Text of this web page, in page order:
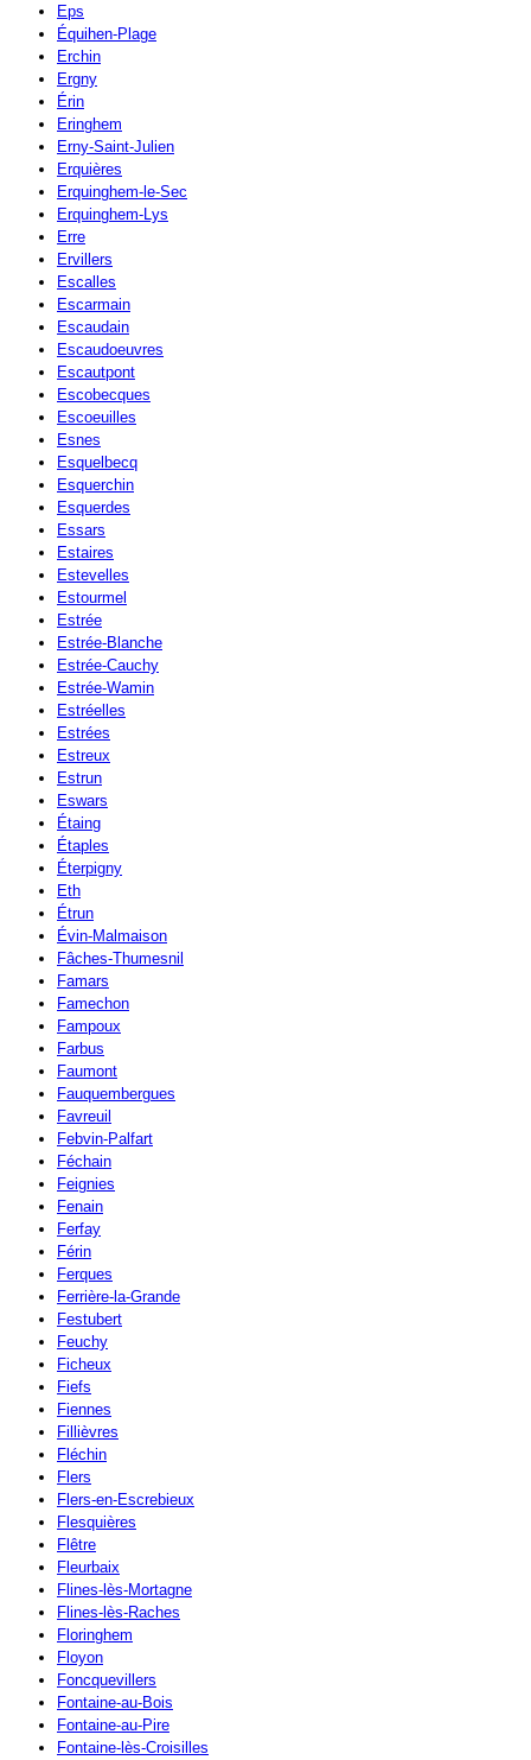
Eps
Équihen-Plage
Erchin
Ergny
Érin
Eringhem
Erny-Saint-Julien
Erquières
Erquinghem-le-Sec
Erquinghem-Lys
Erre
Ervillers
Escalles
Escarmain
Escaudain
Escaudoeuvres
Escautpont
Escobecques
Escoeuilles
Esnes
Esquelbecq
Esquerchin
Esquerdes
Essars
Estaires
Estevelles
Estourmel
Estrée
Estrée-Blanche
Estrée-Cauchy
Estrée-Wamin
Estréelles
Estrées
Estreux
Estrun
Eswars
Étaing
Étaples
Éterpigny
Eth
Étrun
Évin-Malmaison
Fâches-Thumesnil
Famars
Famechon
Fampoux
Farbus
Faumont
Fauquembergues
Favreuil
Febvin-Palfart
Féchain
Feignies
Fenain
Ferfay
Férin
Ferques
Ferrière-la-Grande
Festubert
Feuchy
Ficheux
Fiefs
Fiennes
Fillièvres
Fléchin
Flers
Flers-en-Escrebieux
Flesquières
Flêtre
Fleurbaix
Flines-lès-Mortagne
Flines-lès-Raches
Floringhem
Floyon
Foncquevillers
Fontaine-au-Bois
Fontaine-au-Pire
Fontaine-lès-Croisilles